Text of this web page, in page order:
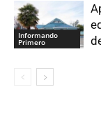
Informando
Primero